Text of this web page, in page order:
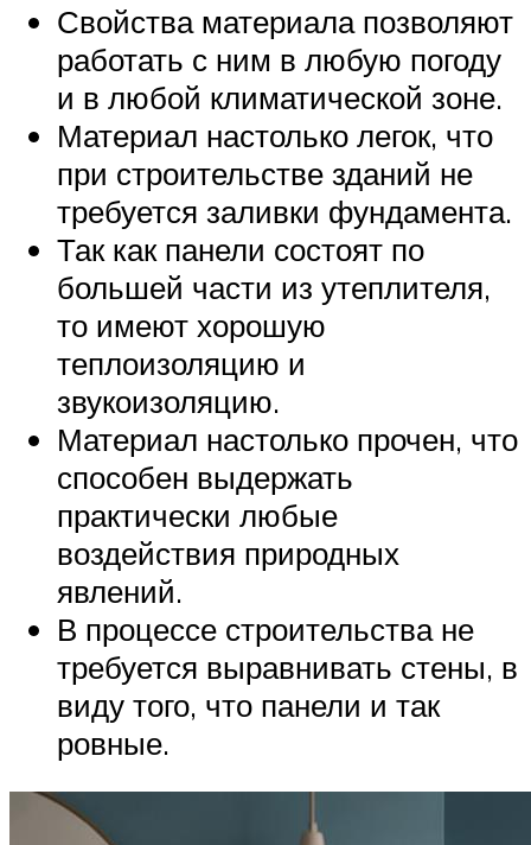
Свойства материала позволяют
работать с ним в любую погоду
и в любой климатической зоне.
Материал настолько легок, что
при строительстве зданий не
требуется заливки фундамента.
Так как панели состоят по
большей части из утеплителя,
то имеют хорошую
теплоизоляцию и
звукоизоляцию.
Материал настолько прочен, что
способен выдержать
практически любые
воздействия природных
явлений.
В процессе строительства не
требуется выравнивать стены, в
виду того, что панели и так
ровные.